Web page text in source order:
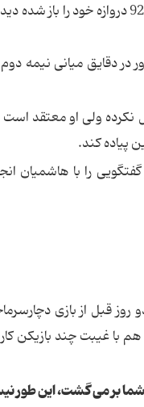
هانوفر شنبه شب در حالی كه تا ثانیه های آخر،هرتابرلین را با یك گل شكست داده بود در دقیقه 92
در دقایق میانی نیمه
ولی او معتقد است
پیاده كند.
را با هاشمیان
قبل از بازی
با غیبت چند بازیكن
شما بر می گشت، این طور